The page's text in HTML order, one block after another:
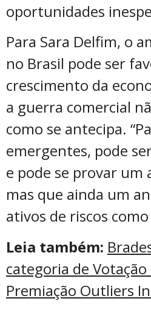
oportunidades
Para Sara Delfim, o
no Brasil pode ser
crescimento da
a guerra comercial
como se antecipa.
emergentes, pode
e pode se provar um
mas que ainda um
ativos de riscos
Leia também:
categoria de
Premiação Outliers